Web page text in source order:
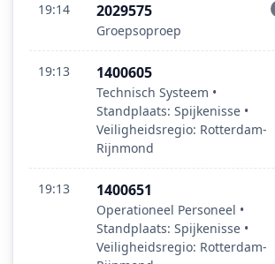
19:14 2029575
Groepsoproep
19:13 1400605
Technisch Systeem •
Standplaats: Spijkenisse •
Veiligheidsregio: Rotterdam-
Rijnmond
19:13 1400651
Operationeel Personeel •
Standplaats: Spijkenisse •
Veiligheidsregio: Rotterdam-